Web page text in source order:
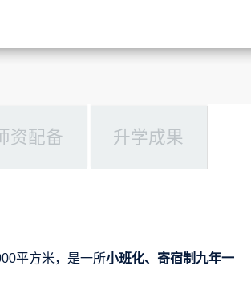
资配备 升学成果
平方米，是一所小班化、寄宿制九年一